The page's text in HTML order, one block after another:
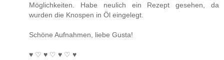
Möglichkeiten. Habe neulich ein Rezept gesehen, da
wurden die Knospen in Öl eingelegt.
Schöne Aufnahmen, liebe Gusta!
♥ ♡ ♥ ♡ ♥ ♡ ♥